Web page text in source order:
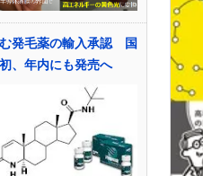
発毛薬の輸入承認 国
、年内にも発売へ